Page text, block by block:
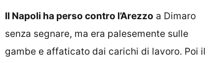
Il Napoli ha perso contro l’Arezzo a Dimaro
senza segnare, ma era palesemente sulle
gambe e affaticato dai carichi di lavoro. Poi il